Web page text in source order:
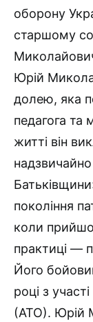
оборону
старшому
Юрій
долею, яка
педагога та
житті він
покоління
коли
практиці —
Його
році з
(АТО). Юрій